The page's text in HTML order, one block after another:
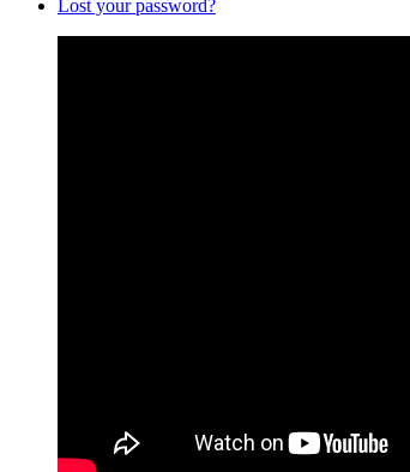
Lost your password?